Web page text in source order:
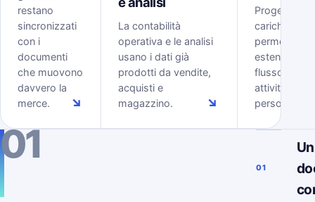
restano
sincronizzati
con i
documenti
che muovono
davvero la
merce.
↘
La contabilità
operativa e le analisi
usano i dati già
prodotti da vendite,
acquisti e
magazzino.
↘
Progetti,
carichi,
permessi
estendono il
flusso ERP
attività delle
persone.
01
01